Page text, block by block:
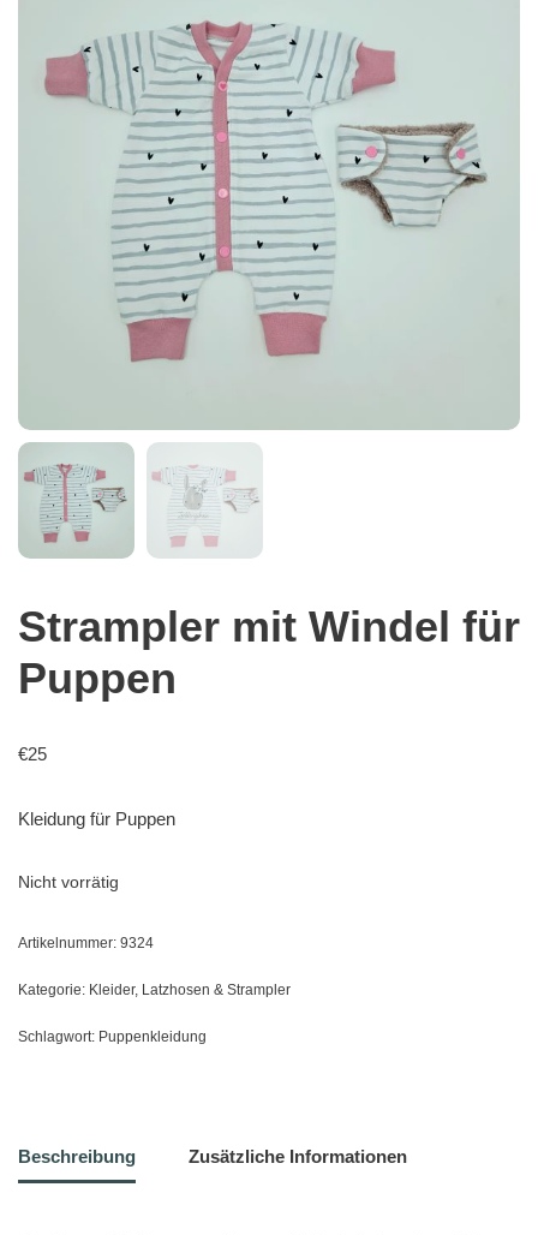
Strampler mit Windel für
Puppen
€25
Kleidung für Puppen
Nicht vorrätig
Artikelnummer: 9324
Kategorie: Kleider, Latzhosen & Strampler
Schlagwort: Puppenkleidung
Beschreibung Zusätzliche Informationen